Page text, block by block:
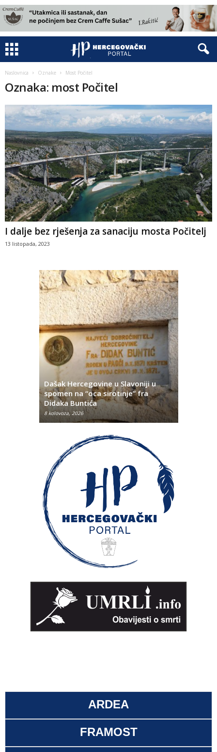
Naslovnica Oznake Most Počitel
Oznaka: most Počitel
I dalje bez rješenja za sanaciju mosta Počitelj
13 listopada, 2023
Dašak Hercegovine u Slavoniji u
spomen na “oca sirotinje” fra
Didaka Buntića
8 kolovoza, 2026
ARDEA
FRAMOST